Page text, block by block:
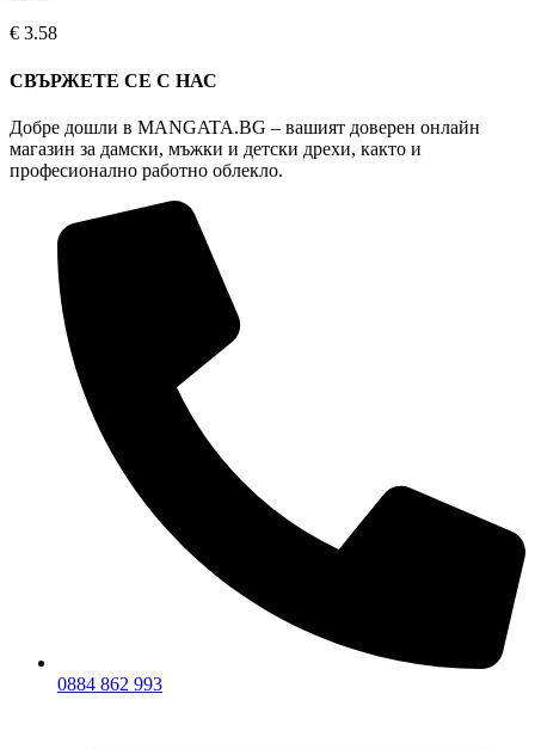
chosen
the
product
page
€ 3.58
СВЪРЖЕТЕ СЕ С НАС
Добре дошли в MANGATA.BG – вашият доверен онлайн
магазин за дамски, мъжки и детски дрехи, както и
професионално работно облекло.
0884 862 993